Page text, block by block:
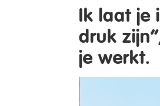
Ik laat je
druk
je werkt.